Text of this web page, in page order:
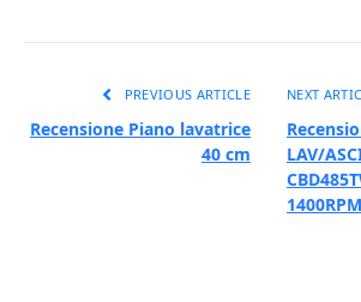
PREVIOUS ARTICLE
Recensione Piano lavatrice
40 cm
NEXT
LAV/